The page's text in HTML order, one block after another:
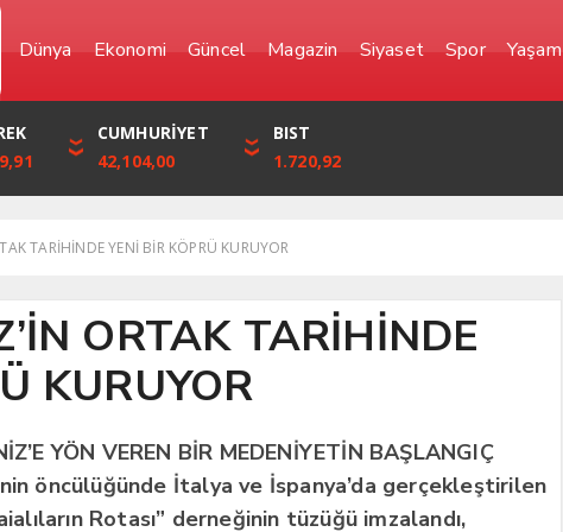
Dünya Ekonomi Güncel Magazin Siyaset Spor Yaşam
YEN
0,0000
FRANK
57,6861
CUMHURİYET
42,104,00
BIST
1.720,92
TARİHİNDE YENİ BİR KÖPRÜ KURUYOR
ORTAK TARİHİNDE
KURUYOR
YÖN VEREN BİR MEDENİYETİN BAŞLANGIÇ
öncülüğünde İtalya ve İspanya’da gerçekleştirilen
Rotası” derneğinin tüzüğü imzalandı,